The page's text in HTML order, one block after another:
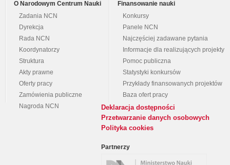
O Narodowym Centrum Nauki
Zadania NCN
Dyrekcja
Rada NCN
Koordynatorzy
Struktura
Akty prawne
Oferty pracy
Zamówienia publiczne
Nagroda NCN
Finansowanie nauki
Konkursy
Panele NCN
Najczęściej zadawane pytania
Informacje dla realizujących projekty
Pomoc publiczna
Statystyki konkursów
Przykłady finansowanych projektów
Baza ofert pracy
Deklaracja dostępności
Przetwarzanie danych osobowych
Polityka cookies
Partnerzy